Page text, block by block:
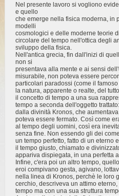
Nel presente lavoro si vogliono
e quello
che emerge nella fisica moderna, in
modelli
cosmologici e delle moderne teorie
circolare del tempo nell'ottica degli
sviluppo della fisica.
Nell'antica grecia, fin dall'inizi di
non si
presentava alla mente e ai sensi
misurabile, non poteva essere
particolari paradossi (come il
la natura, apparente o realte, del
il concetto di tempo a una sua
tempo a seconda dell'oggetto
dalla divinità Kronos, che
poteva essere fermato. Così come
al tempo degli uomini, così era
senza fine. Non essendo gli dei
un tempo perfetto, fatto di un eterno
il tempo giusto, chiamato e
appariva dispiegata, in una perfetta
Infine, c'era poi un altro tempo,
eroi compivano gesta, agivano,
nella linea di Kronos, perchè le loro
cerchio, descriveva un attimo
tempo ma con una sua struttura